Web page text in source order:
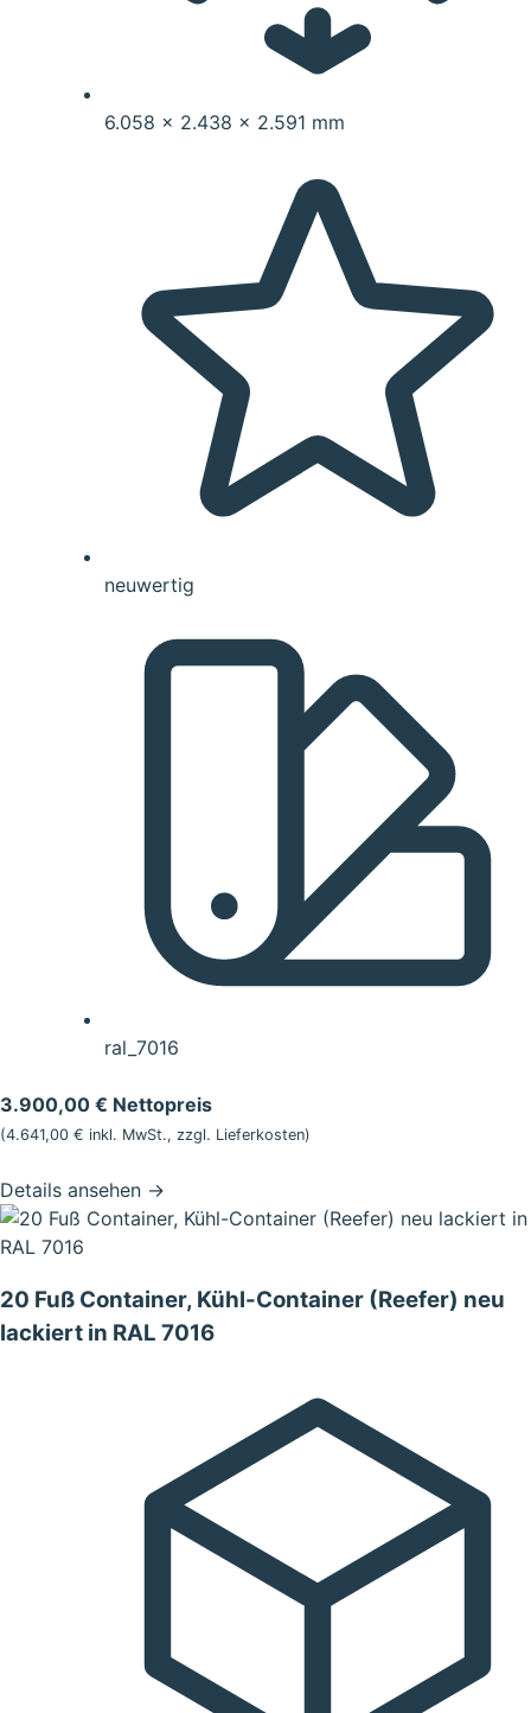
6.058 x 2.438 x 2.591 mm
neuwertig
ral_7016
3.900,00 € Nettopreis
(4.641,00 € inkl. MwSt., zzgl. Lieferkosten)
Details ansehen →
20 Fuß Container, Kühl-Container (Reefer) neu
lackiert in RAL 7016